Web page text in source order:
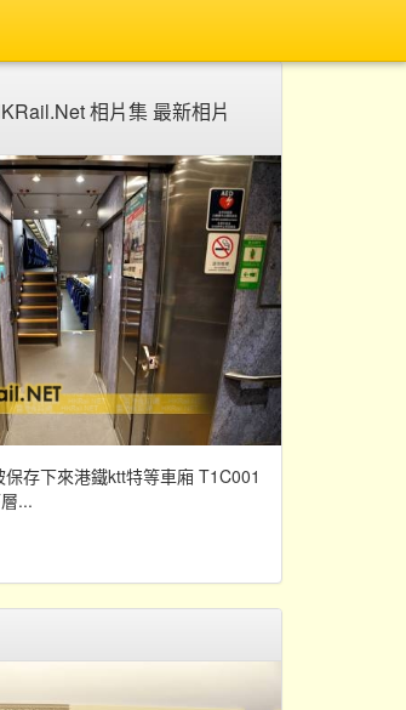
存下來港鐵ktt特等車廂 T1C001
...